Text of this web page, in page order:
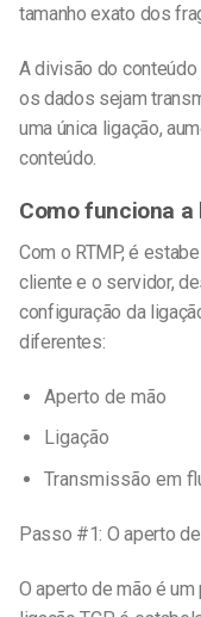
tamanho exato dos
A divisão do
os dados sejam
uma única ligação,
conteúdo.
Como funciona a
Com o RTMP, é
cliente e o servidor,
configuração da
diferentes:
Aperto de mão
Ligação
Transmissão em
Passo #1: O aperto
O aperto de mão é